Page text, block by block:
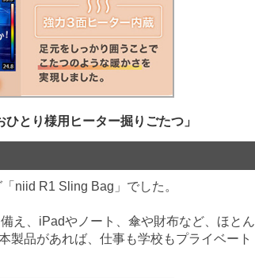
とり様用ヒーター掘りごたつ」
niid R1 Sling Bag」でした。
え、iPadやノート、傘や財布など、ほとん
製品があれば、仕事も学校もプライベート